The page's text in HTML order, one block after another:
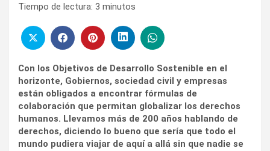
Tiempo de lectura: 3 minutos
Con los Objetivos de Desarrollo Sostenible en el
horizonte, Gobiernos, sociedad civil y empresas
están obligados a encontrar fórmulas de
colaboración que permitan globalizar los derechos
humanos. Llevamos más de 200 años hablando de
derechos, diciendo lo bueno que sería que todo el
mundo pudiera viajar de aquí a allá sin que nadie se